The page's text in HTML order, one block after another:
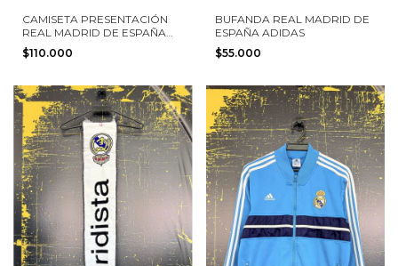
CAMISETA PRESENTACIÓN
REAL MADRID DE ESPAÑA
2016 ADIDAS TALLA L
$110.000
BUFANDA REAL MADRID DE
ESPAÑA ADIDAS
$55.000